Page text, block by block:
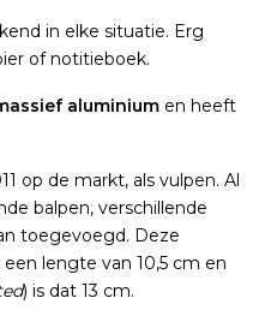
in elke situatie. Erg
of notitieboek.
aluminium en heeft
op de markt, als vulpen. Al
balpen, verschillende
toegevoegd. Deze
lengte van 10,5 cm en
) is dat 13 cm.